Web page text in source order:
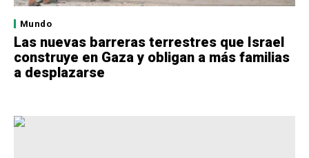
Mundo
Las nuevas barreras terrestres que Israel
construye en Gaza y obligan a más familias
a desplazarse